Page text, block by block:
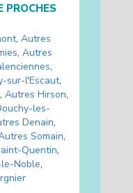
PROCHES
, Autres
, Autres
,
sur-l'Escaut,
, Autres Hirson,
les-
Denain,
Somain,
Quentin,
Noble,